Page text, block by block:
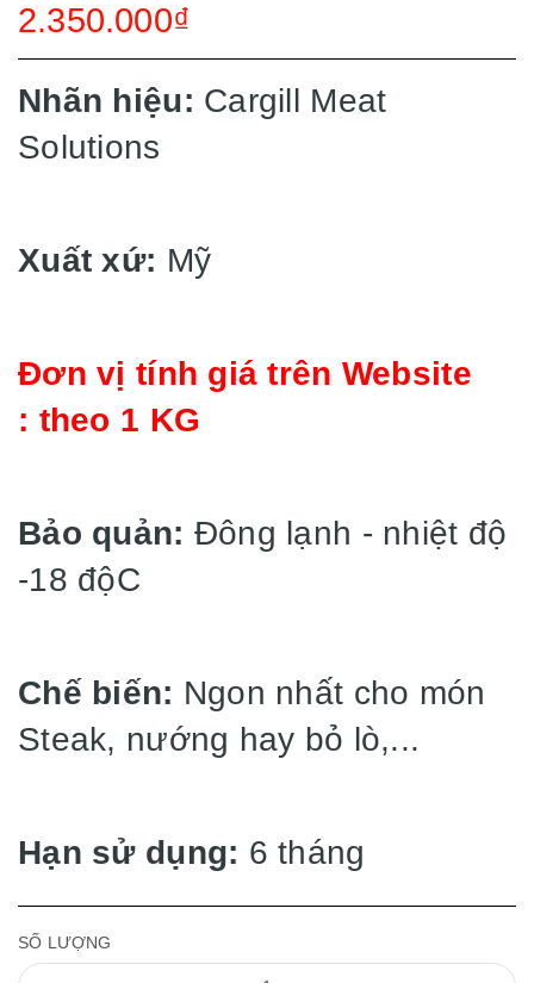
2.350.000₫
Nhãn hiệu: Cargill Meat
Solutions
Xuất xứ: Mỹ
Đơn vị tính giá trên Website
: theo 1 KG
Bảo quản: Đông lạnh - nhiệt độ
-18 độC
Chế biến: Ngon nhất cho món
Steak, nướng hay bỏ lò,...
Hạn sử dụng: 6 tháng
SỐ LƯỢNG